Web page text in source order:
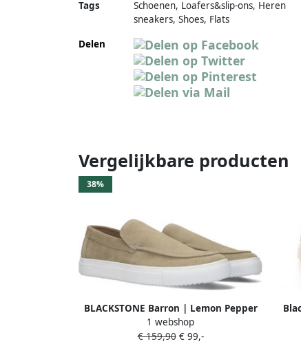
Tags
Schoenen, Loafers&slip-ons, Heren
sneakers, Shoes, Flats
Delen
Vergelijkbare producten
38%
BLACKSTONE Barron | Lemon Pepper
suède loafers Beige Suede Loafers
Heren
1 webshop
€ 159,90€ 99,-